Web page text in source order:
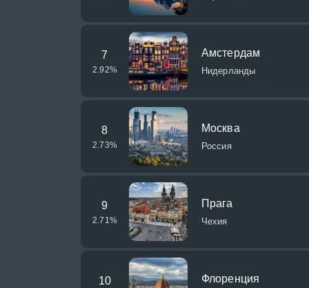
7
2.92%
Амстердам
Нидерланды
8
2.73%
Москва
Россия
9
2.71 %
Прага
Чехия
10 Флоренция